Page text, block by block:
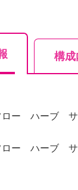
構成
ロー ハーブ
ロー ハーブ